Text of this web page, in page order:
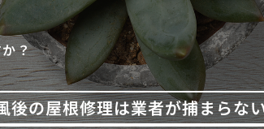
？
後の屋根修理は業者が捕まらな